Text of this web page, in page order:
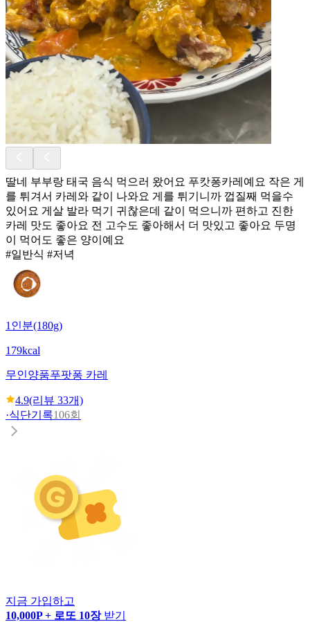
딸네 부부랑 태국 음식 먹으러 왔어요 푸캇퐁카레예요 작은 게
를 튀겨서 카레와 같이 나와요 게를 튀기니까 껍질째 먹을수
있어요 게살 발라 먹기 귀찮은데 같이 먹으니까 편하고 진한
카레 맛도 좋아요 전 고수도 좋아해서 더 맛있고 좋아요 두명
이 먹어도 좋은 양이예요
#일반식 #저녁
1인분(180g)
179kcal
무인양품푸팟퐁 카레
4.9(리뷰 33개)
·식단기록106회
지금 가입하고
10,000P + 로또 10장 받기